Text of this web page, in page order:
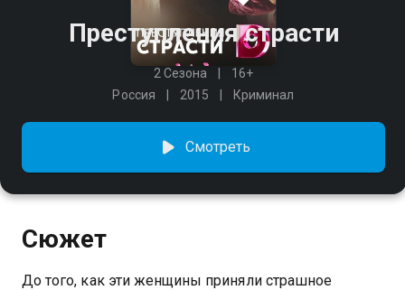
Преступления страсти
2 Сезона
16+
Россия
2015 Криминал
Смотреть
Сюжет
До того, как эти женщины приняли страшное